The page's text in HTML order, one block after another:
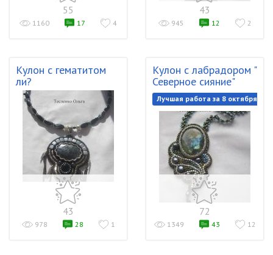
55
1160 17 4
43
945 12 2
Кулон с гематитом
ли?
43
978 28 1
Кулон с лабрадором "
Северное сияние"
Лучшая работа за 8 октября
72
1349 43 12